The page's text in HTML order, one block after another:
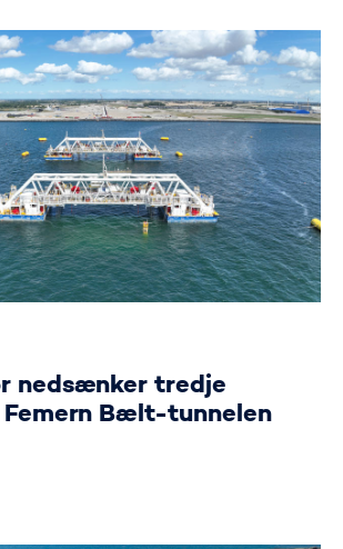
nedsænker tredje
Bælt-tunnelen